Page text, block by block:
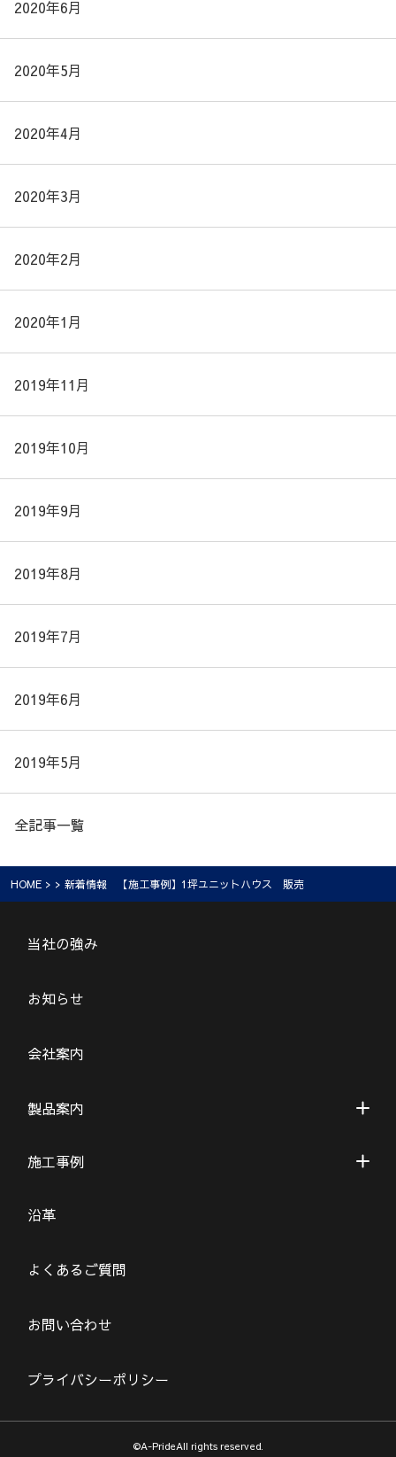
2020年6月
2020年5月
2020年4月
2020年3月
2020年2月
2020年1月
2019年11月
2019年10月
2019年9月
2019年8月
2019年7月
2019年6月
2019年5月
全記事一覧
HOME > > 新着情報 【施工事例】1坪ユニットハウス 販売
当社の強み
お知らせ
会社案内
製品案内
施工事例
沿革
よくあるご質問
お問い合わせ
プライバシーポリシー
©A-PrideAll rights reserved.